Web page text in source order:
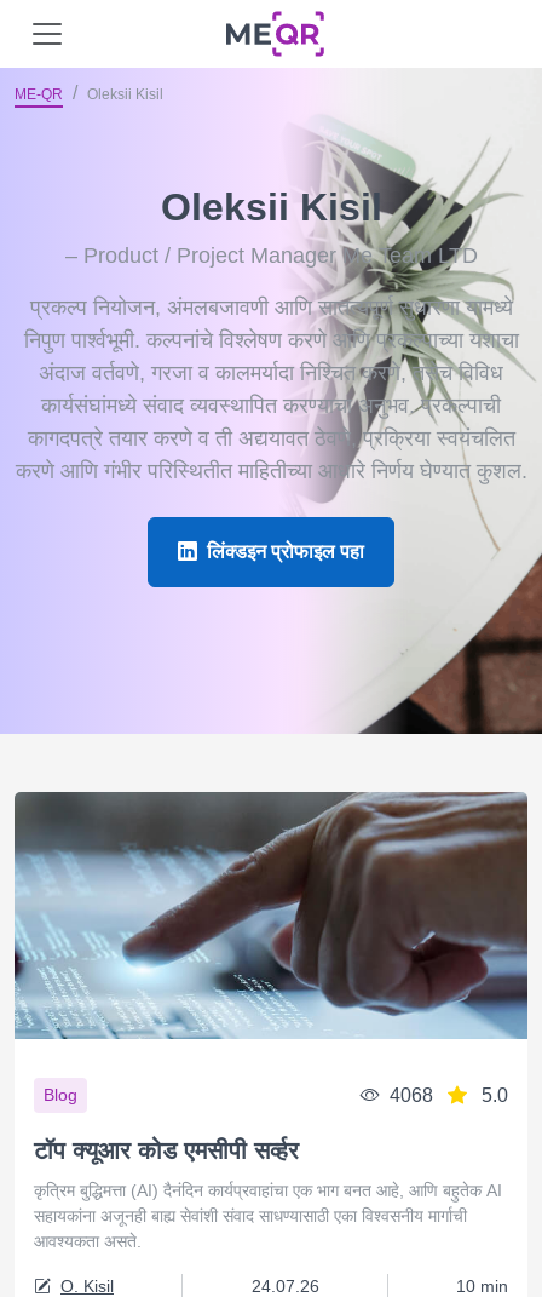
ME-QR Oleksii Kisil
Oleksii Kisil
– Product / Project Manager Me Team LTD
प्रकल्प नियोजन, अंमलबजावणी आणि सातत्यपूर्ण सुधारणा यामध्ये
निपुण पार्श्वभूमी. कल्पनांचे विश्लेषण करणे आणि प्रकल्पाच्या यशाचा
अंदाज वर्तवणे, गरजा व कालमर्यादा निश्चित करणे, तसेच विविध
कार्यसंघांमध्ये संवाद व्यवस्थापित करण्याचा अनुभव. प्रकल्पाची
कागदपत्रे तयार करणे व ती अद्ययावत ठेवणे, प्रक्रिया स्वयंचलित
करणे आणि गंभीर परिस्थितीत माहितीच्या आधारे निर्णय घेण्यात कुशल.
लिंक्डइन प्रोफाइल पहा
Blog 4068 5.0
टॉप क्यूआर कोड एमसीपी सर्व्हर
कृत्रिम बुद्धिमत्ता (AI) दैनंदिन कार्यप्रवाहांचा एक भाग बनत आहे, आणि बहुतेक AI
सहायकांना अजूनही बाह्य सेवांशी संवाद साधण्यासाठी एका विश्वसनीय मार्गाची
आवश्यकता असते.
O. Kisil 24.07.26 10 min